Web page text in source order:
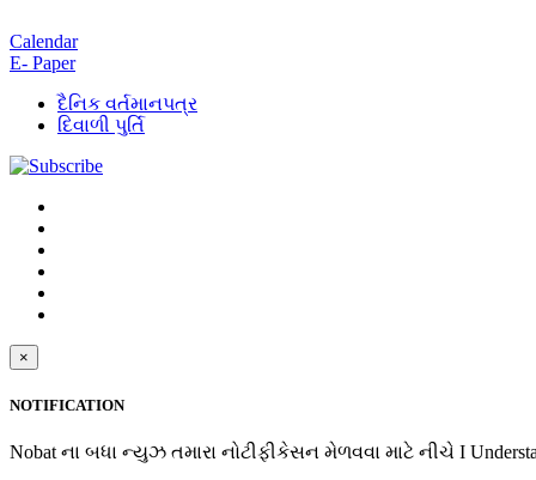
Calendar
E- Paper
દૈનિક વર્તમાનપત્ર
દિવાળી પુર્તિ
×
NOTIFICATION
Nobat ના બધા ન્યુઝ તમારા નોટીફીકેસન મેળવવા માટે નીચે I